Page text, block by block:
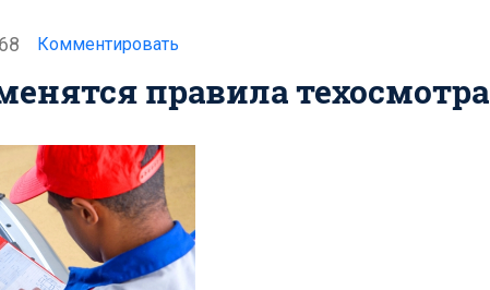
Комментировать
правила техосмотра